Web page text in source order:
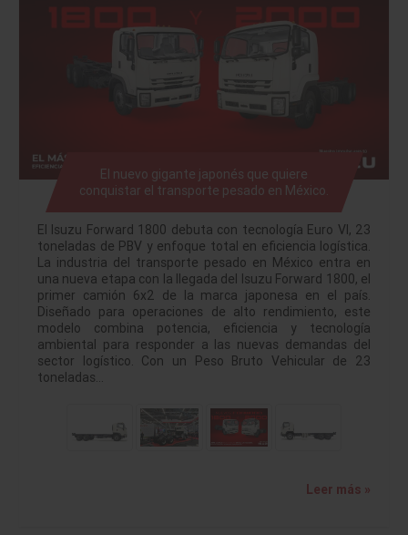
El nuevo gigante japonés que quiere
conquistar el transporte pesado en México.
El Isuzu Forward 1800 debuta con tecnología Euro VI, 23
toneladas de PBV y enfoque total en eficiencia logística.
La industria del transporte pesado en México entra en
una nueva etapa con la llegada del Isuzu Forward 1800, el
primer camión 6x2 de la marca japonesa en el país.
Diseñado para operaciones de alto rendimiento, este
modelo combina potencia, eficiencia y tecnología
ambiental para responder a las nuevas demandas del
sector logístico. Con un Peso Bruto Vehicular de 23
toneladas…
Leer más »